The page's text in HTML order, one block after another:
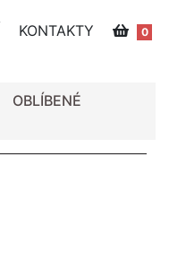
KONTAKTY 0
OBLÍBENÉ